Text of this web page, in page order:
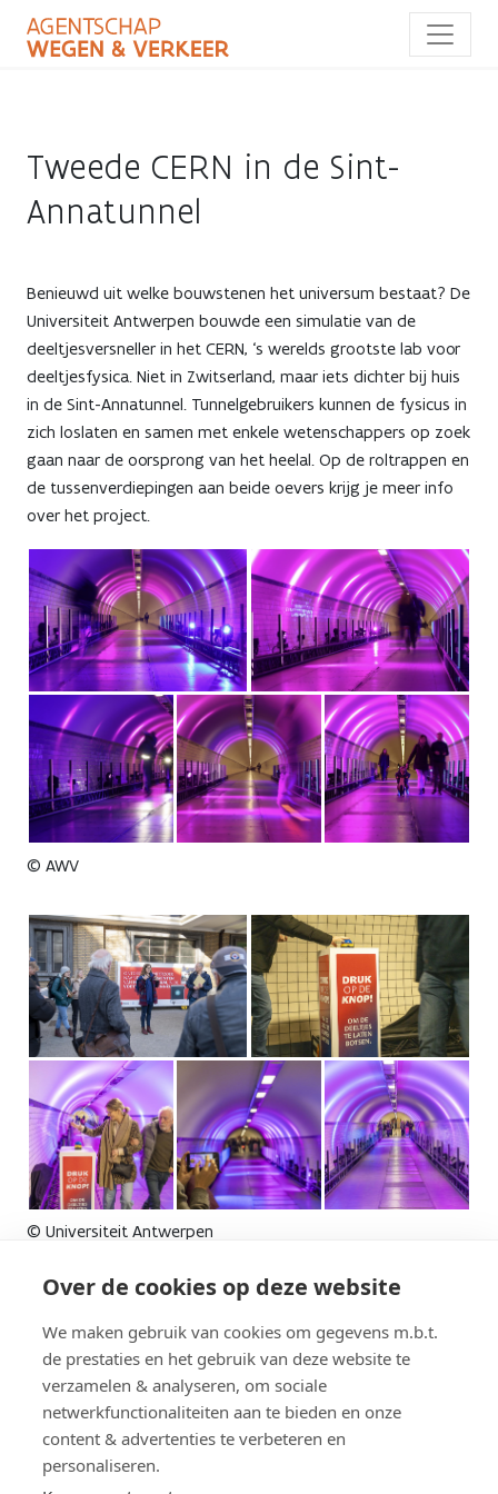
Over de cookies op deze website
We maken gebruik van cookies om gegevens m.b.t.
de prestaties en het gebruik van deze website te
verzamelen & analyseren, om sociale
netwerkfunctionaliteiten aan te bieden en onze
content & advertenties te verbeteren en
personaliseren.
naar
Tweede CERN in de Sint-
Annatunnel
Benieuwd uit welke bouwstenen het universum bestaat? De
Universiteit Antwerpen bouwde een simulatie van de
deeltjesversneller in het CERN, ‘s werelds grootste lab voor
deeltjesfysica. Niet in Zwitserland, maar iets dichter bij huis
in de Sint-Annatunnel. Tunnelgebruikers kunnen de fysicus in
zich loslaten en samen met enkele wetenschappers op zoek
gaan naar de oorsprong van het heelal. Op de roltrappen en
de tussenverdiepingen aan beide oevers krijg je meer info
over het project.
© AWV
© Universiteit Antwerpen